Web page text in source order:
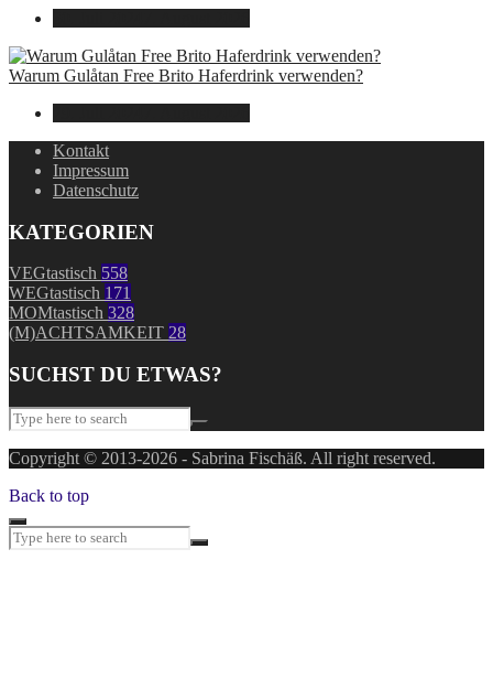
Warum Gulåtan Free Brito Haferdrink verwenden?
Kontakt
Impressum
Datenschutz
KATEGORIEN
VEGtastisch 558
WEGtastisch 171
MOMtastisch 328
(M)ACHTSAMKEIT 28
SUCHST DU ETWAS?
Copyright © 2013-2026 - Sabrina Fischäß. All right reserved.
Back to top